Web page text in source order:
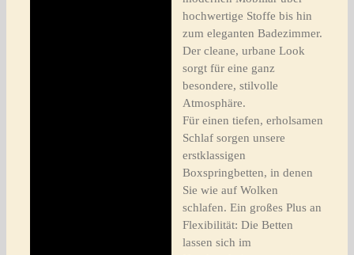
hochwertige Stoffe bis hin
zum eleganten Badezimmer.
Der cleane, urbane Look
sorgt für eine ganz
besondere, stilvolle
Atmosphäre.
Für einen tiefen, erholsamen
Schlaf sorgen unsere
erstklassigen
Boxspringbetten, in denen
Sie wie auf Wolken
schlafen. Ein großes Plus an
Flexibilität: Die Betten
lassen sich im